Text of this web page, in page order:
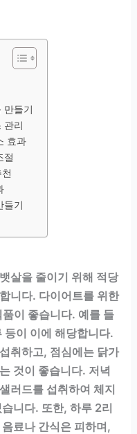
만들기
관리
효과
절
들기
살을 줄이기 위해 적당
니다. 다이어트를 위한
이 좋습니다. 예를 들
이 이에 해당합니다.
취하고, 점심에는 닭가
것이 좋습니다. 저녁
러드를 섭취하여 체지
니다. 또한, 하루 2리
료나 간식은 피하며,